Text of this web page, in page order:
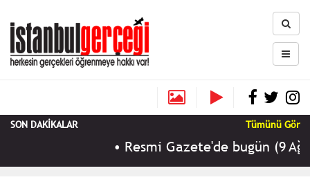
SON DAKİKALAR Tümünü Gör
Resmi Gazete'de bugün (9